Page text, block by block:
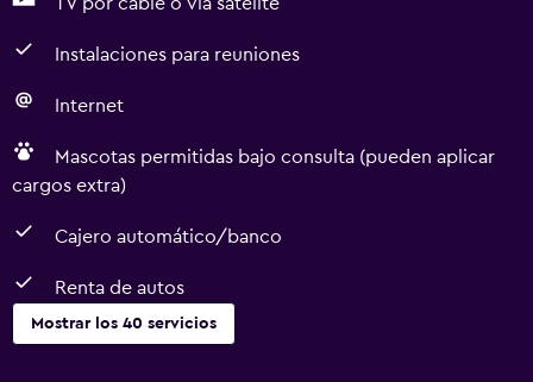
Instalaciones para reuniones
Internet
Mascotas permitidas bajo consulta (pueden aplicar
cargos extra)
Cajero automático/banco
Renta de autos
Mostrar los 40 servicios